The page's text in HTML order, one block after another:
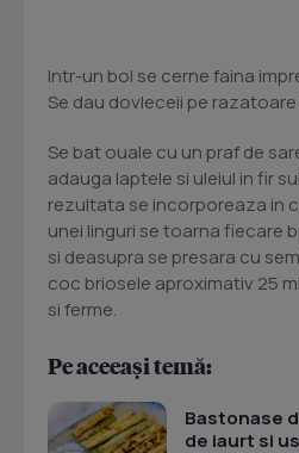
Intr-un bol se cerne faina
Se dau dovleceii pe
Se bat ouale cu un praf de
adauga laptele si uleiul in fir
rezultata se incorporeaza in
unei linguri se toarna fiecare
si deasupra se presara cu
coc briosele aproximativ 25
si ferme.
Pe aceeași temă:
Bastonase
de iaurt si